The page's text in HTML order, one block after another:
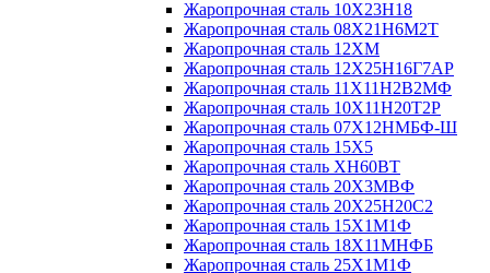
Жаропрочная сталь 10Х23Н18
Жаропрочная сталь 08Х21Н6М2Т
Жаропрочная сталь 12ХМ
Жаропрочная сталь 12Х25Н16Г7АР
Жаропрочная сталь 11Х11Н2В2МФ
Жаропрочная сталь 10Х11Н20Т2Р
Жаропрочная сталь 07Х12НМБФ-Ш
Жаропрочная сталь 15Х5
Жаропрочная сталь ХН60ВТ
Жаропрочная сталь 20Х3МВФ
Жаропрочная сталь 20Х25Н20С2
Жаропрочная сталь 15Х1М1Ф
Жаропрочная сталь 18Х11МНФБ
Жаропрочная сталь 25Х1М1Ф